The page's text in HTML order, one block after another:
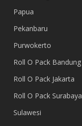
Papua
Pekanbaru
Purwokerto
Roll O Pack Bandung
Roll O Pack Jakarta
Roll O Pack Surabaya
Sulawesi